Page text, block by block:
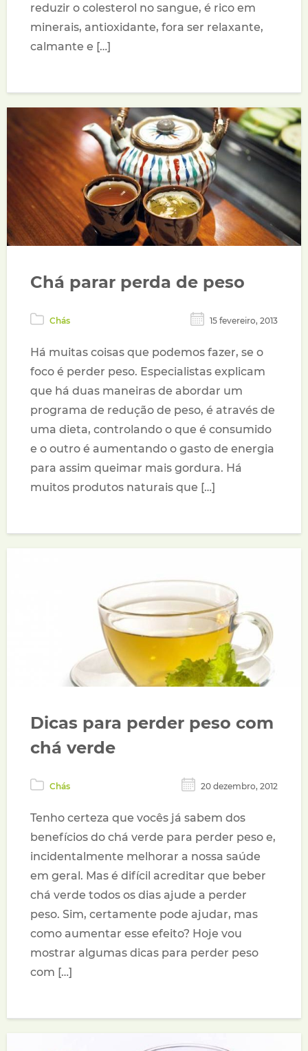
reduzir o colesterol no sangue, é rico em
minerais, antioxidante, fora ser relaxante,
calmante e […]
Chá parar perda de peso
Chás 15 fevereiro, 2013
Há muitas coisas que podemos fazer, se o
foco é perder peso. Especialistas explicam
que há duas maneiras de abordar um
programa de redução de peso, é através de
uma dieta, controlando o que é consumido
e o outro é aumentando o gasto de energia
para assim queimar mais gordura. Há
muitos produtos naturais que […]
Dicas para perder peso com
chá verde
Chás 20 dezembro, 2012
Tenho certeza que vocês já sabem dos
benefícios do chá verde para perder peso e,
incidentalmente melhorar a nossa saúde
em geral. Mas é difícil acreditar que beber
chá verde todos os dias ajude a perder
peso. Sim, certamente pode ajudar, mas
como aumentar esse efeito? Hoje vou
mostrar algumas dicas para perder peso
com […]